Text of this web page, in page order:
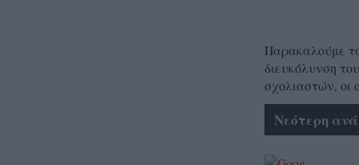
Παρακαλούμε
διευκόλυνση
σχολιαστών, οι
Νεότερη